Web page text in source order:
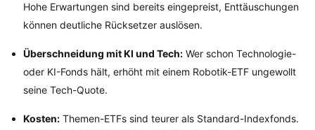
Hohe Erwartungen sind bereits eingepreist, Enttäuschungen
können deutliche Rücksetzer auslösen.
Überschneidung mit KI und Tech: Wer schon Technologie-
oder KI-Fonds hält, erhöht mit einem Robotik-ETF ungewollt
seine Tech-Quote.
Kosten: Themen-ETFs sind teurer als Standard-Indexfonds.